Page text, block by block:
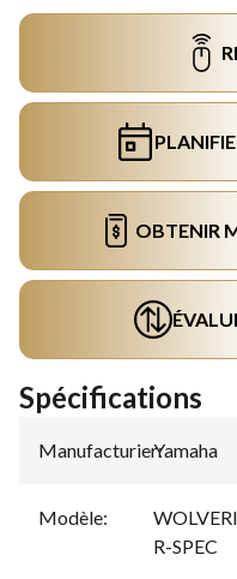
OBTENIR
Spécifications
Manufacturier:
Yamaha
Modèle:
R-SPEC